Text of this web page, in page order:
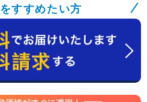
をすすめたい方